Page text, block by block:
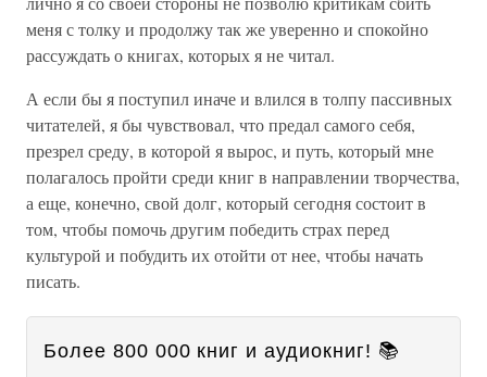
меня с толку и продолжу так же уверенно и спокойно
рассуждать о книгах, которых я не читал.
А если бы я поступил иначе и влился в толпу пассивных
читателей, я бы чувствовал, что предал самого себя,
презрел среду, в которой я вырос, и путь, который мне
полагалось пройти среди книг в направлении творчества,
а еще, конечно, свой долг, который сегодня состоит в
том, чтобы помочь другим победить страх перед
культурой и побудить их отойти от нее, чтобы начать
писать.
Более 800 000 книг и аудиокниг! 📚